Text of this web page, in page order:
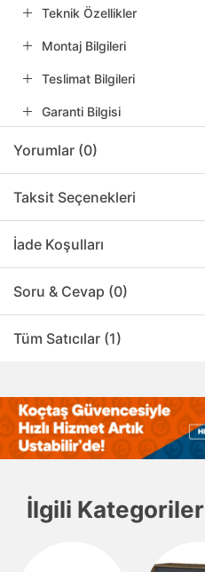
Teknik Özellikler
Montaj Bilgileri
Teslimat Bilgileri
Garanti Bilgisi
Yorumlar (0)
Taksit Seçenekleri
İade Koşulları
Soru & Cevap (0)
Tüm Satıcılar (1)
İlgili Kategoriler